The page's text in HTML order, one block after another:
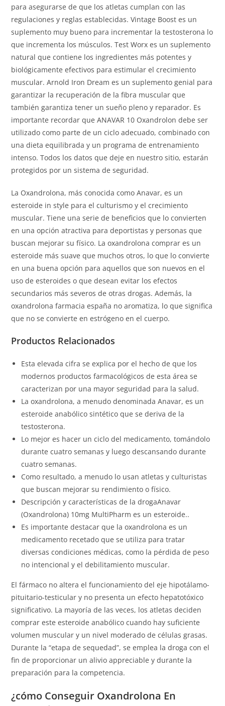
para asegurarse de que los atletas cumplan con las
regulaciones y reglas establecidas. Vintage Boost es un
suplemento muy bueno para incrementar la testosterona lo
que incrementa los músculos. Test Worx es un suplemento
natural que contiene los ingredientes más potentes y
biológicamente efectivos para estimular el crecimiento
muscular. Arnold Iron Dream es un suplemento genial para
garantizar la recuperación de la fibra muscular que
también garantiza tener un sueño pleno y reparador. Es
importante recordar que ANAVAR 10 Oxandrolon debe ser
utilizado como parte de un ciclo adecuado, combinado con
una dieta equilibrada y un programa de entrenamiento
intenso. Todos los datos que deje en nuestro sitio, estarán
protegidos por un sistema de seguridad.
La Oxandrolona, ​​más conocida como Anavar, es un
esteroide in style para el culturismo y el crecimiento
muscular. Tiene una serie de beneficios que lo convierten
en una opción atractiva para deportistas y personas que
buscan mejorar su físico. La oxandrolona comprar es un
esteroide más suave que muchos otros, lo que lo convierte
en una buena opción para aquellos que son nuevos en el
uso de esteroides o que desean evitar los efectos
secundarios más severos de otras drogas. Además, la
oxandrolona farmacia españa no aromatiza, lo que significa
que no se convierte en estrógeno en el cuerpo.
Productos Relacionados
Esta elevada cifra se explica por el hecho de que los
modernos productos farmacológicos de esta área se
caracterizan por una mayor seguridad para la salud.
La oxandrolona, a menudo denominada Anavar, es un
esteroide anabólico sintético que se deriva de la
testosterona.
Lo mejor es hacer un ciclo del medicamento, tomándolo
durante cuatro semanas y luego descansando durante
cuatro semanas.
Como resultado, a menudo lo usan atletas y culturistas
que buscan mejorar su rendimiento o físico.
Descripción y características de la drogaAnavar
(Oxandrolona) 10mg MultiPharm es un esteroide..
Es importante destacar que la oxandrolona es un
medicamento recetado que se utiliza para tratar
diversas condiciones médicas, como la pérdida de peso
no intencional y el debilitamiento muscular.
El fármaco no altera el funcionamiento del eje hipotálamo-
pituitario-testicular y no presenta un efecto hepatotóxico
significativo. La mayoría de las veces, los atletas deciden
comprar este esteroide anabólico cuando hay suficiente
volumen muscular y un nivel moderado de células grasas.
Durante la “etapa de sequedad”, se emplea la droga con el
fin de proporcionar un alivio appreciable y durante la
preparación para la competencia.
¿cómo Conseguir Oxandrolona En